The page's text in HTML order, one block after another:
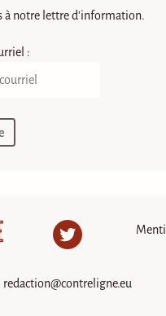
à notre lettre d'information.
:
Twitter
redaction@contreligne.eu